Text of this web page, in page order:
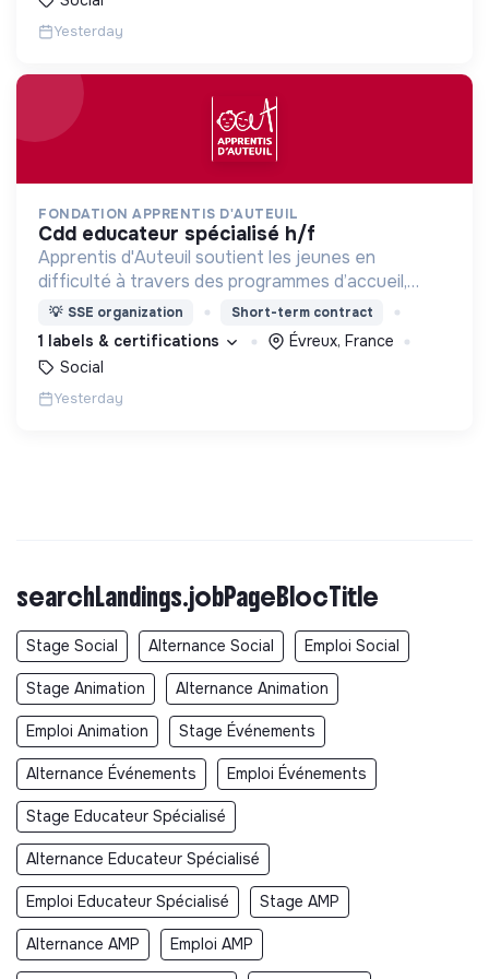
Yesterday
FONDATION APPRENTIS D'AUTEUIL
cdd educateur spécialisé h/f
Apprentis d'Auteuil soutient les jeunes en
difficulté à travers des programmes d’accueil,
d’éducation, de formation et d’insertion pour leur
permettre de devenir des hommes et des femmes
debout.
💡 SSE organization Short-term contract
1 labels & certifications
Évreux, France
Social
Yesterday
searchLandings.jobPageBlocTitle
Stage Social Alternance Social Emploi Social
Stage Animation Alternance Animation
Emploi Animation Stage Événements
Alternance Événements Emploi Événements
Stage Educateur Spécialisé
Alternance Educateur Spécialisé
Emploi Educateur Spécialisé Stage AMP
Alternance AMP Emploi AMP